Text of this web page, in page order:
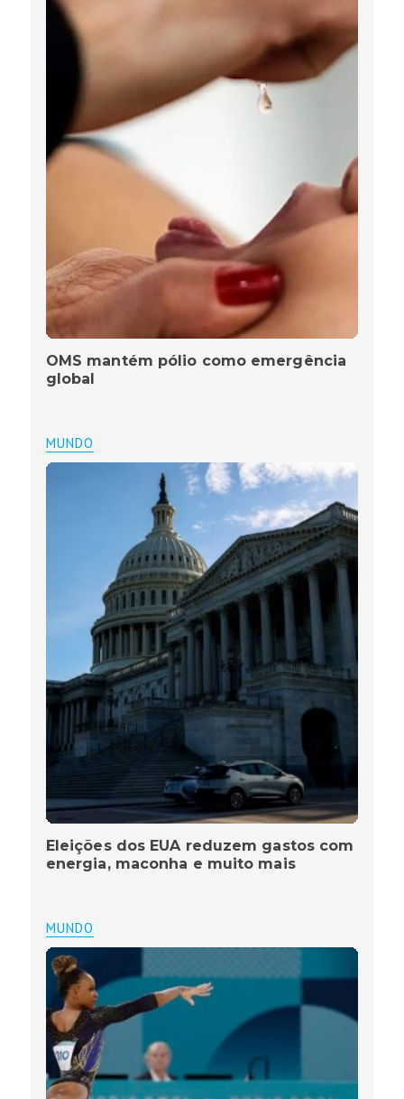
OMS mantém pólio como emergência
global
MUNDO
Eleições dos EUA reduzem gastos com
energia, maconha e muito mais
MUNDO